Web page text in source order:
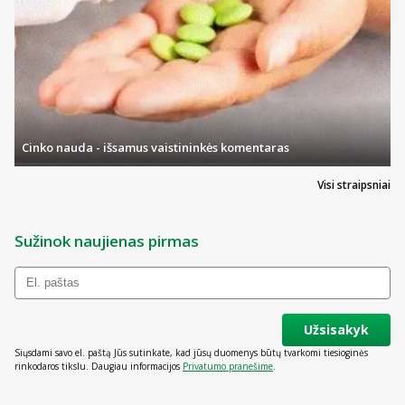
Visi straipsniai
Cinko nauda - išsamus vaistininkės komentaras
Sužinok naujienas pirmas
Užsisakyk
Siųsdami savo el. paštą Jūs sutinkate, kad jūsų duomenys būtų tvarkomi tiesioginės
rinkodaros tikslu. Daugiau informacijos Privatumo pranešime.